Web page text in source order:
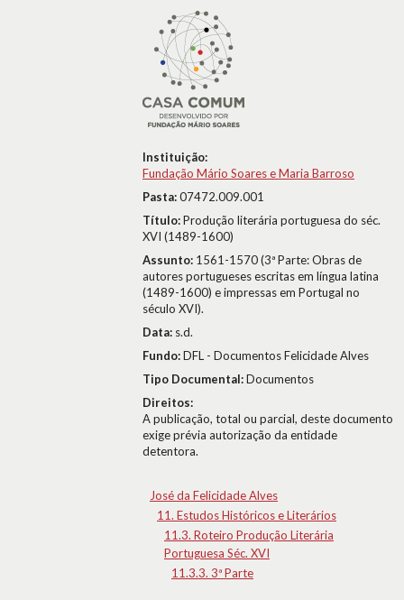
Instituição:
Fundação Mário Soares e Maria Barroso
Pasta:07472.009.001
Título:Produção literária portuguesa do séc.
XVI (1489-1600)
Assunto: 1561-1570 (3ª Parte: Obras de
autores portugueses escritas em língua latina
(1489-1600) e impressas em Portugal no
século XVI).
Data: s.d.
Fundo:DFL - Documentos Felicidade Alves
Tipo Documental:Documentos
Direitos:
A publicação, total ou parcial, deste documento
exige prévia autorização da entidade
detentora.
José da Felicidade Alves
11. Estudos Históricos e Literários
11.3. Roteiro Produção Literária
Portuguesa Séc. XVI
11.3.3. 3ª Parte